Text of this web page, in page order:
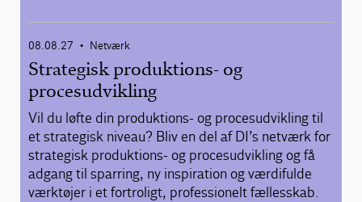
08.08.27 • Netværk
Strategisk produktions- og
procesudvikling
Vil du løfte din produktions- og procesudvikling til
et strategisk niveau? Bliv en del af DI’s netværk for
strategisk produktions- og procesudvikling og få
adgang til sparring, ny inspiration og værdifulde
værktøjer i et fortroligt, professionelt fællesskab.